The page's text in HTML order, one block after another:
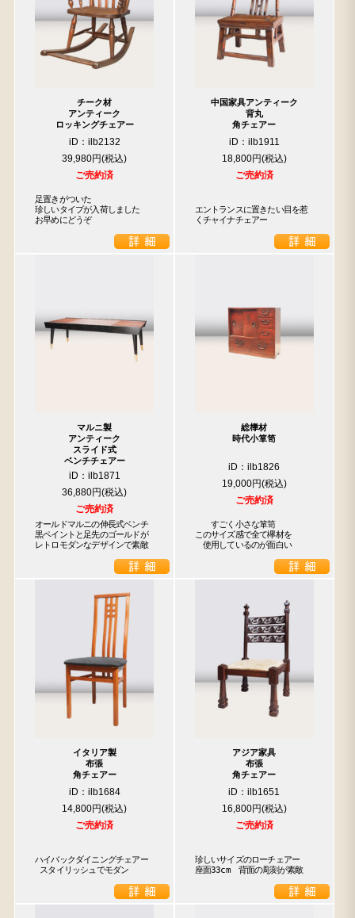
チーク材
アンティーク
ロッキングチェアー
iD：ilb2132
39,980円
ご売約済
足置きがついた
珍しいタイプが入荷しました
お早めにどうぞ
中国家具アンティーク
背丸
角チェアー
iD：ilb1911
18,800円
ご売約済
エントランスに置きたい目を惹
くチャイナチェアー
マルニ製
アンティーク
スライド式
ベンチチェアー
iD：ilb1871
36,880円
ご売約済
オールドマルニの伸長式ベンチ
黒ペイントと足先のゴールドが
レトロモダンなデザインで素敵
総﨔材
時代小箪笥
iD：ilb1826
19,000円
ご売約済
すごく小さな箪笥
このサイズ感で全て欅材を
使用しているのが面白い
イタリア製
布張
角チェアー
iD：ilb1684
14,800円
ご売約済
ハイバックダイニングチェアー
スタイリッシュでモダン
アジア家具
布張
角チェアー
iD：ilb1651
16,800円
ご売約済
珍しいサイズのローチェアー
座面33cm　背面の彫刻が素敵